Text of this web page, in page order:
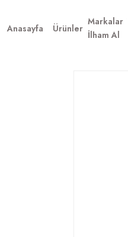
Anasayfa
Ürünler
Markalar
İlham Al